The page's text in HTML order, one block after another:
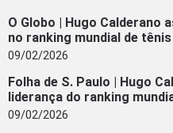
O Globo | Hugo Calderano
no ranking mundial de
09/02/2026
Folha de S. Paulo | Hugo
liderança do ranking
09/02/2026